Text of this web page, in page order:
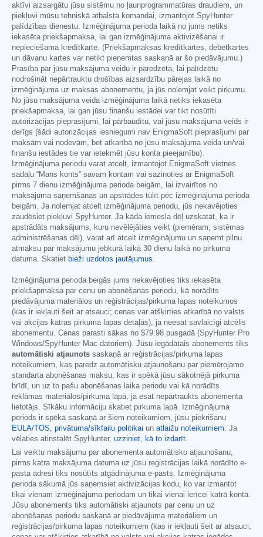
aktīvi aizsargātu jūsu sistēmu no ļaunprogrammatūras draudiem, un
piekļuvi mūsu tehniskā atbalsta komandai, izmantojot SpyHunter
palīdzības dienestu. Izmēģinājuma perioda laikā no jums netiks
iekasēta priekšapmaksa, lai gan izmēģinājuma aktivizēšanai ir
nepieciešama kredītkarte. (Priekšapmaksas kredītkartes, debetkartes
un dāvanu kartes var netikt pieņemtas saskaņā ar šo piedāvājumu.)
Prasība par jūsu maksājuma veidu ir paredzēta, lai palīdzētu
nodrošināt nepārtrauktu drošības aizsardzību pārejas laikā no
izmēģinājuma uz maksas abonementu, ja jūs nolemjat veikt pirkumu.
No jūsu maksājuma veida izmēģinājuma laikā netiks iekasēta
priekšapmaksa, lai gan jūsu finanšu iestādei var tikt nosūtīti
autorizācijas pieprasījumi, lai pārbaudītu, vai jūsu maksājuma veids ir
derīgs (šādi autorizācijas iesniegumi nav EnigmaSoft pieprasījumi par
maksām vai nodevām, bet atkarībā no jūsu maksājuma veida un/vai
finanšu iestādes tie var ietekmēt jūsu konta pieejamību).
Izmēģinājuma periodu varat atcelt, izmantojot EnigmaSoft vietnes
sadaļu “Mans konts” savam kontam vai sazinoties ar EnigmaSoft
pirms 7 dienu izmēģinājuma perioda beigām, lai izvairītos no
maksājuma saņemšanas un apstrādes tūlīt pēc izmēģinājuma perioda
beigām. Ja nolemjat atcelt izmēģinājuma periodu, jūs nekavējoties
zaudēsiet piekļuvi SpyHunter. Ja kāda iemesla dēļ uzskatāt, ka ir
apstrādāts maksājums, kuru nevēlējāties veikt (piemēram, sistēmas
administrēšanas dēļ), varat arī atcelt izmēģinājumu un saņemt pilnu
atmaksu par maksājumu jebkurā laikā 30 dienu laikā no pirkuma
datuma. Skatiet bieži uzdotos jautājumus
Izmēģinājuma perioda beigās jums nekavējoties tiks iekasēta
priekšapmaksa par cenu un abonēšanas periodu, kā norādīts
piedāvājuma materiālos un reģistrācijas/pirkuma lapas noteikumos
(kas ir iekļauti šeit ar atsauci; cenas var atšķirties atkarībā no valsts
vai akcijas katras pirkuma lapas detaļās), ja neesat savlaicīgi atcēlis
abonementu. Cenas parasti sākas no $79.98 pusgadā (SpyHunter Pro
Windows/SpyHunter Mac datoriem). Jūsu iegādātais abonements tiks
automātiski atjaunots saskaņā ar reģistrācijas/pirkuma lapas
noteikumiem, kas paredz automātisku atjaunošanu par piemērojamo
standarta abonēšanas maksu, kas ir spēkā jūsu sākotnējā pirkuma
brīdī, un uz to pašu abonēšanas laika periodu vai kā norādīts
reklāmas materiālos/pirkuma lapā, ja esat nepārtraukts abonementa
lietotājs. Sīkāku informāciju skatiet pirkuma lapā. Izmēģinājuma
periods ir spēkā saskaņā ar šiem noteikumiem, jūsu piekrišanu
EULA/TOS
privātuma/sīkfailu politikai un atlaižu noteikumiem . Ja
vēlaties atinstalēt SpyHunter, uzziniet, kā to izdarīt
Lai veiktu maksājumu par abonementa automātisko atjaunošanu,
pirms katra maksājuma datuma uz jūsu reģistrācijas laikā norādīto e-
pasta adresi tiks nosūtīts atgādinājuma e-pasts. Izmēģinājuma
perioda sākumā jūs saņemsiet aktivizācijas kodu, ko var izmantot
tikai vienam izmēģinājuma periodam un tikai vienai ierīcei katrā kontā.
Jūsu abonements tiks automātiski atjaunots par cenu un uz
abonēšanas periodu saskaņā ar piedāvājuma materiāliem un
reģistrācijas/pirkuma lapas noteikumiem (kas ir iekļauti šeit ar atsauci;